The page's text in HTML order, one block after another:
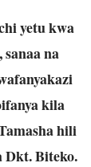
yetu kwa
na
kila
hili
Dkt. Biteko.